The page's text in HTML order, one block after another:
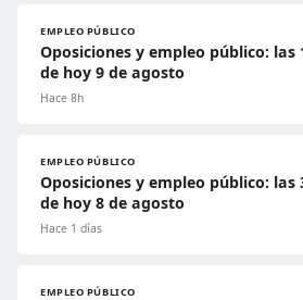
EMPLEO PÚBLICO
Oposiciones y empleo público: las
de hoy 9 de agosto
Hace 8h
EMPLEO PÚBLICO
Oposiciones y empleo público: las
de hoy 8 de agosto
Hace 1 días
EMPLEO PÚBLICO